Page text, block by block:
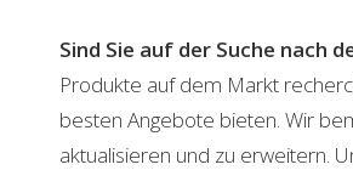
Sind Sie auf der Suche nach
Produkte auf dem Markt
besten Angebote bieten. Wir
aktualisieren und zu erweitern.